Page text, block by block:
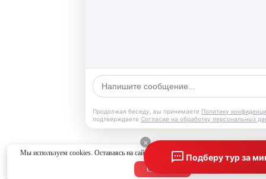
Мы используем cookies. Оставаясь на сайте, вы соглашаетесь с
Согласен
Подберу тур за
×
Продолжая беседу, вы принимаете Политику
подтверждаете Согласие на обработку персональных